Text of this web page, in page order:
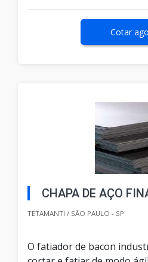
Cotar
CHAPA DE AÇO
TETAMANTI / SÃO PAULO - SP
O fatiador de bacon